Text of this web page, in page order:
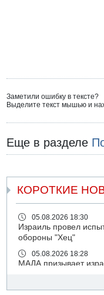
Заметили ошибку в тексте?
Выделите текст мышью и
Еще в разделе
КОРОТКИЕ
05.08.2026 18:30
Израиль провел
обороны "Хец"
05.08.2026 18:28
МАДА призывает
Бывший посол